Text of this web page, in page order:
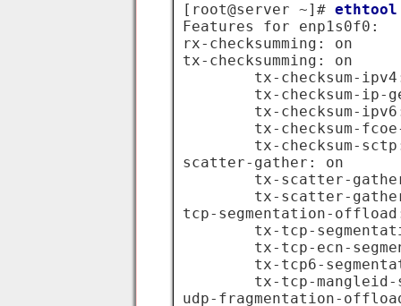
[root@server ~]# ethtool
Features for enp1s0f0:
rx-checksumming: on
tx-checksumming: on
tx-checksum-
tx-checksum-ip-
tx-checksum-
tx-checksum-
tx-checksum-
scatter-gather: on
tx-scatter-
tx-scatter-
tcp-segmentation-
tx-tcp-
tx-tcp-ecn-
tx-tcp6-
tx-tcp-